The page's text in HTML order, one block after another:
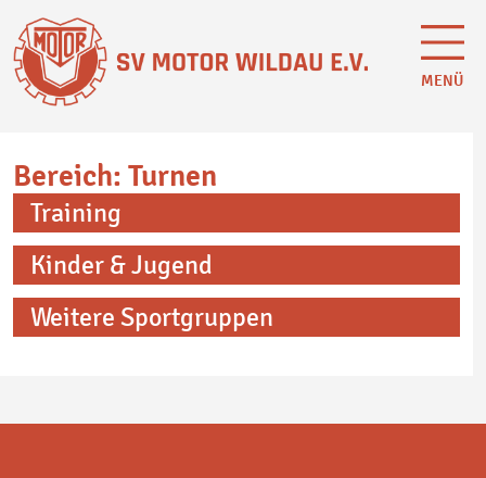
MENÜ
Bowling Freizeitfußball
Bereich: Turnen
Training
Kinder & Jugend
Weitere Sportgruppen